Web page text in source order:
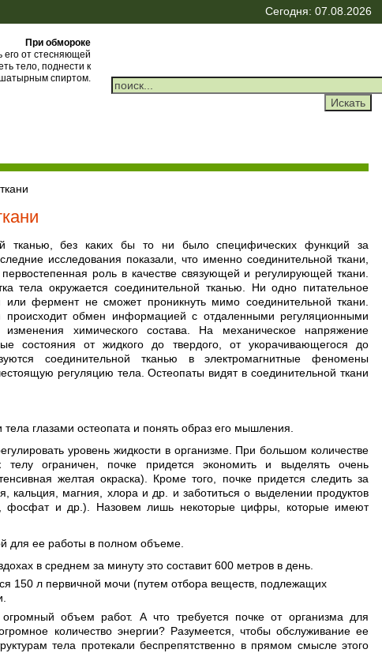
Сегодня: 07.08.2026
При обмороке
его от стесняющей
тело, поднести к
спиртом.
тканью, без каких бы то ни было специфических функций за
исследования показали, что именно соединительной ткани,
роль в качестве связующей и регулирующей ткани.
тела окружается соединительной тканью. Ни одно питательное
фермент не сможет проникнуть мимо соединительной ткани.
происходит обмен информацией с отдаленными регуляционными
химического состава. На механическое напряжение
состояния от жидкого до твердого, от укорачивающегося до
соединительной тканью в электромагнитные феномены
регуляцию тела. Остеопаты видят в соединительной ткани
глазами остеопата и понять образ его мышления.
уровень жидкости в организме. При большом количестве
ограничен, почке придется экономить и выделять очень
желтая окраска). Кроме того, почке придется следить за
кальция, магния, хлора и др. и заботиться о выделении продуктов
фосфат и др.). Назовем лишь некоторые цифры, которые имеют
для ее работы в полном объеме.
в среднем за минуту это составит 600 метров в день.
ся 150 л первичной мочи (путем отбора веществ, подлежащих
объем работ. А что требуется почке от организма для
количество энергии? Разумеется, чтобы обслуживание ее
тела протекали беспрепятственно в прямом смысле этого